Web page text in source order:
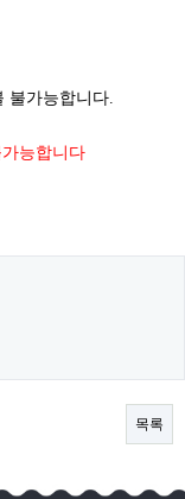
불가능합니다.
능합니다
목록